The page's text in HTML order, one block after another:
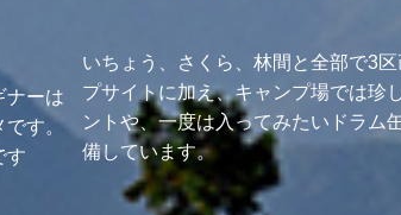
ナーは
です。
す
いちょう、さくら、林間と全部で3
プサイトに加え、キャンプ場では珍
ントや、一度は入ってみたいドラム
備しています。